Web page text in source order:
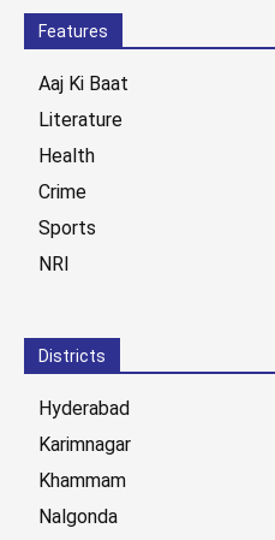
Features
Aaj Ki Baat
Literature
Health
Crime
Sports
NRI
Districts
Hyderabad
Karimnagar
Khammam
Nalgonda